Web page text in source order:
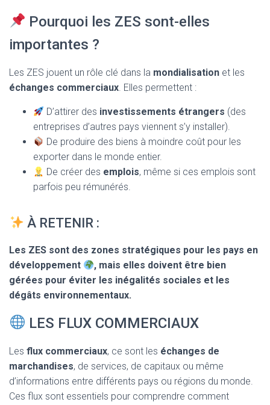
Pourquoi les ZES sont-elles
importantes ?
Les ZES jouent un rôle clé dans la mondialisation et les
échanges commerciaux. Elles permettent :
D’attirer des investissements étrangers (des
entreprises d’autres pays viennent s’y installer).
De produire des biens à moindre coût pour les
exporter dans le monde entier.
De créer des emplois, même si ces emplois sont
parfois peu rémunérés.
À RETENIR :
Les ZES sont des zones stratégiques pour les pays en
développement
, mais elles doivent être bien
gérées pour éviter les inégalités sociales et les
dégâts environnementaux.
LES FLUX COMMERCIAUX
Les flux commerciaux, ce sont les échanges de
marchandises, de services, de capitaux ou même
d’informations entre différents pays ou régions du monde.
Ces flux sont essentiels pour comprendre comment